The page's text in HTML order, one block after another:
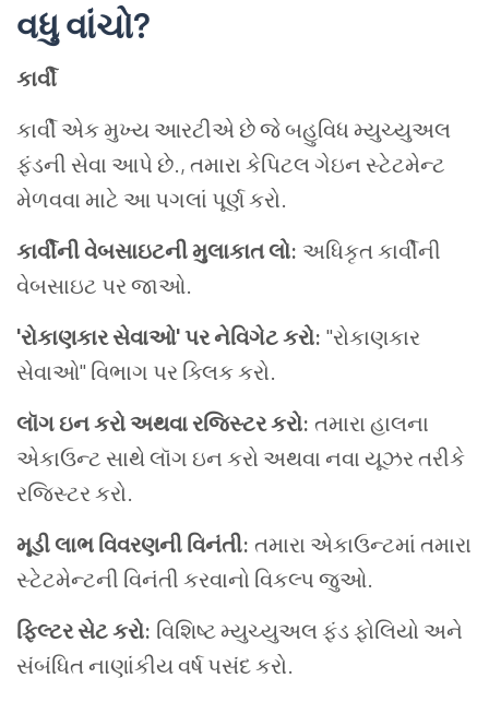
વધુ વાંચો?
કાર્વી
કાર્વી એક મુખ્ય આરટીએ છે જે બહુવિધ મ્યુચ્યુઅલ
ફંડની સેવા આપે છે., તમારા કેપિટલ ગેઇન સ્ટેટમેન્ટ
મેળવવા માટે આ પગલાં પૂર્ણ કરો.
કાર્વીની વેબસાઇટની મુલાકાત લો: અધિકૃત કાર્વીની
વેબસાઇટ પર જાઓ.
'રોકાણકાર સેવાઓ' પર નેવિગેટ કરો: "રોકાણકાર
સેવાઓ" વિભાગ પર ક્લિક કરો.
લૉગ ઇન કરો અથવા રજિસ્ટર કરો: તમારા હાલના
એકાઉન્ટ સાથે લૉગ ઇન કરો અથવા નવા યૂઝર તરીકે
રજિસ્ટર કરો.
મૂડી લાભ વિવરણની વિનંતી: તમારા એકાઉન્ટમાં તમારા
સ્ટેટમેન્ટની વિનંતી કરવાનો વિકલ્પ જુઓ.
ફિલ્ટર સેટ કરો: વિશિષ્ટ મ્યુચ્યુઅલ ફંડ ફોલિયો અને
સંબંધિત નાણાંકીય વર્ષ પસંદ કરો.